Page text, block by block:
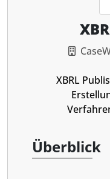
XBRL
Überblick